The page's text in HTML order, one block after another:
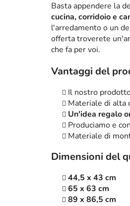
Basta appendere la
cucina, corridoio e
l'arredamento o un
offerta troverete
che fa per voi.
Vantaggi del
Il nostro
Materiale di alta
Un'idea regalo
Produciamo e
Materiale di
Dimensioni del
44,5 x 43 cm
65 x 63 cm
89 x 86,5 cm